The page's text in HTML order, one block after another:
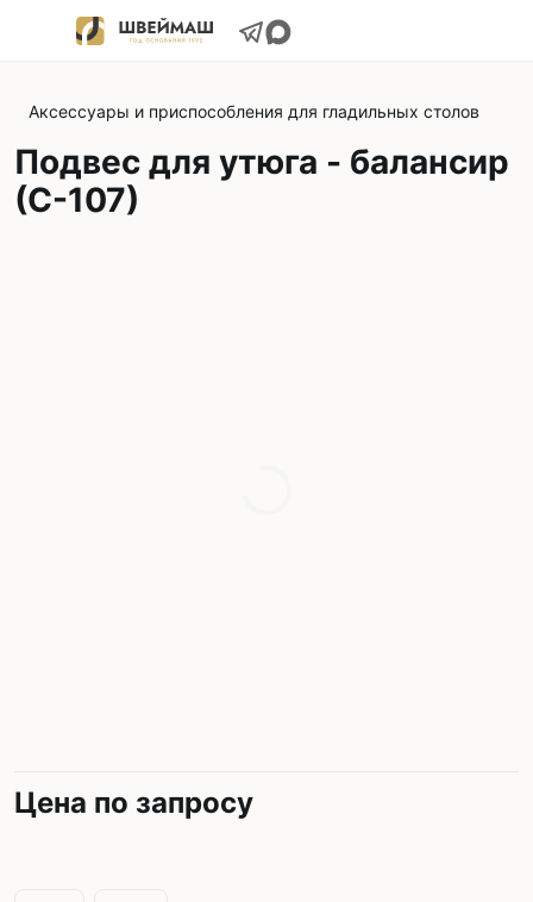
Аксессуары и приспособления для гладильных столов
Подвес для утюга - балансир
(С-107)
Цена по запросу